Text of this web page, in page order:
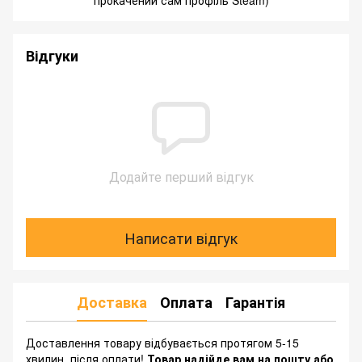
Відгуки
Додайте перший відгук
Написати відгук
Доставка Оплата Гарантія
Доставлення товару відбувається протягом 5-15